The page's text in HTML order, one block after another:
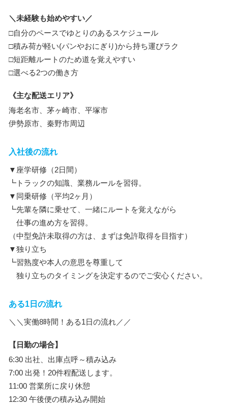
＼未経験も始めやすい／
□自分のペースでゆとりのあるスケジュール
□積み荷が軽い(パンやおにぎり)から持ち運びラク
□短距離ルートのため道を覚えやすい
□選べる2つの働き方
《主な配送エリア》
海老名市、茅ヶ崎市、平塚市
伊勢原市、秦野市周辺
入社後の流れ
▼座学研修（2日間）
┗トラックの知識、業務ルールを習得。
▼同乗研修（平均2ヶ月）
┗先輩を隣に乗せて、一緒にルートを覚えながら
仕事の進め方を習得。
（中型免許未取得の方は、まずは免許取得を目指す）
▼独り立ち
┗習熟度や本人の意思を尊重して
独り立ちのタイミングを決定するのでご安心ください。
ある1日の流れ
＼＼実働8時間！ある1日の流れ／／
【日勤の場合】
6:30 出社、出庫点呼～積み込み
7:00 出発！20件程配送します。
11:00 営業所に戻り休憩
12:30 午後便の積み込み開始